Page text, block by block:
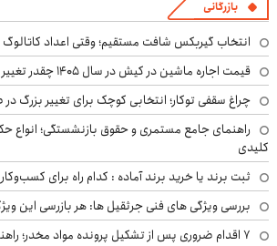
بازرگانی
انتخاب گیربکس شافت مستقیم؛ وقتی اعداد
قیمت اجاره ماشین در کیش در سال ۱۴۰۵ چقدر تغییر کرده است؟
چراغ سقفی توکار؛ انتخابی کوچک برای تغییر بزرگ
راهنمای جامع مستمری و حقوق بازنشستگی؛ انواع
کلیدی
ثبت برند یا خرید برند آماده : کدام راه برای
بررسی ویژگی های فنی جرثقیل ها: هر بازرسی این
۷ اقدام ضروری پس از تشکیل پرونده مواد مخدر؛ راهنمای خانواده‌ها